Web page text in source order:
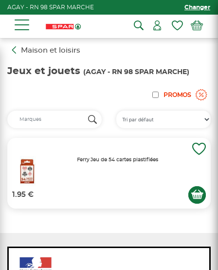
AGAY - RN 98 SPAR MARCHE Changer
Maison et loisirs
Jeux et jouets (AGAY - RN 98 SPAR MARCHE)
PROMOS
Ferry Jeu de 54 cartes plastifiées
1.95 €